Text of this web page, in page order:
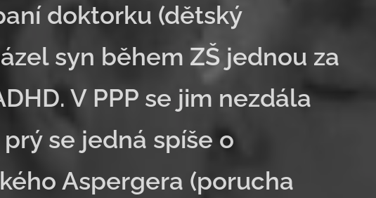
doktorku (dětský
syn během ZŠ jednou za
V PPP se jim nezdála
se jedná spíše o
Aspergera (porucha